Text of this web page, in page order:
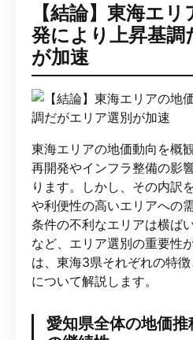
【結論】東海エ
発により上昇基調
が加速
東海エリアの地価動向を概
再開発やインフラ整備の影
ります。しかし、その内訳
や利便性の高いエリアへの
条件の不利なエリアは横ば
など、エリア選別の重要性
は、東海3県それぞれの特
について解説します。
愛知県全体の地価